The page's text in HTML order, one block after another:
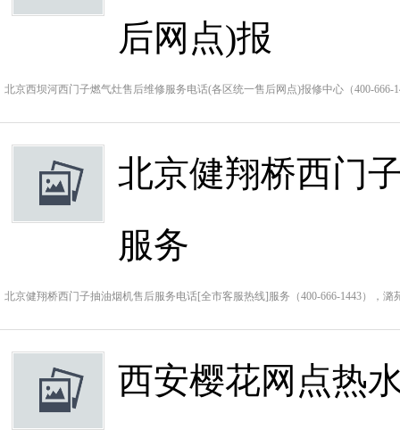
后网点)报
北京西坝河西门子燃气灶售后维修服务电话(各区统一售后网点)报修中心（400-666-
北京健翔桥西门
服务
北京健翔桥西门子抽油烟机售后服务电话[全市客服热线]服务（400-666-1443），
西安樱花网点热